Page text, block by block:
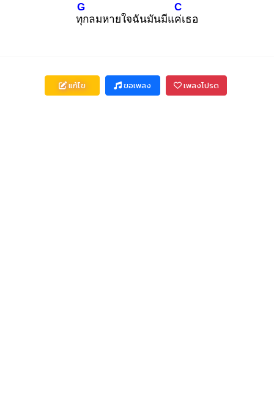
ทุก
G
ลมหายใจฉันมันมีแค่เ
C
ธอ
แก้ไข ขอเพลง เพลงโปรด